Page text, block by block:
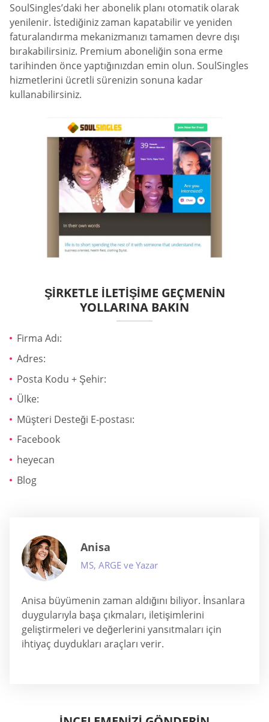
SoulSingles’daki her abonelik planı otomatik olarak
yenilenir. İstediğiniz zaman kapatabilir ve yeniden
faturalandırma mekanizmanızı tamamen devre dışı
bırakabilirsiniz. Premium aboneliğin sona erme
tarihinden önce yaptığınızdan emin olun. SoulSingles
hizmetlerini ücretli sürenizin sonuna kadar
kullanabilirsiniz.
ŞIRKETLE İLETIŞIME GEÇMENIN
YOLLARINA BAKIN
Firma Adı:
Adres:
Posta Kodu + Şehir:
Ülke:
Müşteri Desteği E-postası:
Facebook
heyecan
Blog
Anisa
MS, ARGE ve Yazar
Anisa büyümenin zaman aldığını biliyor. İnsanlara
duygularıyla başa çıkmaları, iletişimlerini
geliştirmeleri ve değerlerini yansıtmaları için
ihtiyaç duydukları araçları verir.